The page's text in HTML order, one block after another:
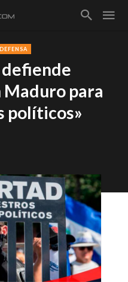
defiende
Maduro para
políticos»